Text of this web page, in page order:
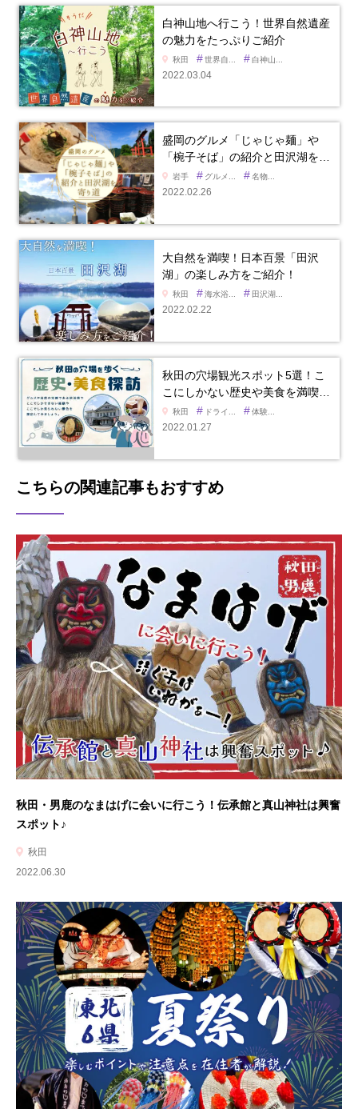
白神山地へ行こう！世界自然遺産
の魅力をたっぷりご紹介
秋田 #世界自... #白神山...
2022.03.04
盛岡のグルメ「じゃじゃ麺」や
「椀子そば」の紹介と田沢湖を…
岩手 # グルメ... #名物...
2022.02.26
大自然を満喫！日本百景「田沢
湖」の楽しみ方をご紹介！
秋田 #海水浴... # 田沢湖...
2022.02.22
秋田の穴場観光スポット5選！こ
こにしかない歴史や美食を満喫…
秋田 # ドライ... #体験...
2022.01.27
こちらの関連記事もおすすめ
秋田・男鹿のなまはげに会いに行こう！伝承館と真山神社は興奮
スポット♪
秋田
2022.06.30